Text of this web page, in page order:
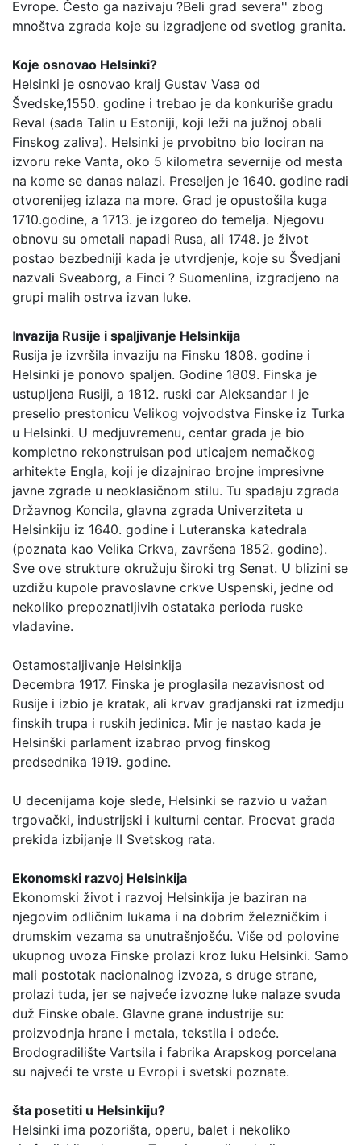
Evrope. Često ga nazivaju ?Beli grad severa'' zbog
mnoštva zgrada koje su izgradjene od svetlog granita.
Koje osnovao Helsinki?
Helsinki je osnovao kralj Gustav Vasa od
Švedske,1550. godine i trebao je da konkuriše gradu
Reval (sada Talin u Estoniji, koji leži na južnoj obali
Finskog zaliva). Helsinki je prvobitno bio lociran na
izvoru reke Vanta, oko 5 kilometra severnije od mesta
na kome se danas nalazi. Preseljen je 1640. godine radi
otvorenijeg izlaza na more. Grad je opustošila kuga
1710.godine, a 1713. je izgoreo do temelja. Njegovu
obnovu su ometali napadi Rusa, ali 1748. je život
postao bezbedniji kada je utvrdjenje, koje su Švedjani
nazvali Sveaborg, a Finci ? Suomenlina, izgradjeno na
grupi malih ostrva izvan luke.
Invazija Rusije i spaljivanje Helsinkija
Rusija je izvršila invaziju na Finsku 1808. godine i
Helsinki je ponovo spaljen. Godine 1809. Finska je
ustupljena Rusiji, a 1812. ruski car Aleksandar I je
preselio prestonicu Velikog vojvodstva Finske iz Turka
u Helsinki. U medjuvremenu, centar grada je bio
kompletno rekonstruisan pod uticajem nemačkog
arhitekte Engla, koji je dizajnirao brojne impresivne
javne zgrade u neoklasičnom stilu. Tu spadaju zgrada
Državnog Koncila, glavna zgrada Univerziteta u
Helsinkiju iz 1640. godine i Luteranska katedrala
(poznata kao Velika Crkva, završena 1852. godine).
Sve ove strukture okružuju široki trg Senat. U blizini se
uzdižu kupole pravoslavne crkve Uspenski, jedne od
nekoliko prepoznatljivih ostataka perioda ruske
vladavine.
Ostamostaljivanje Helsinkija
Decembra 1917. Finska je proglasila nezavisnost od
Rusije i izbio je kratak, ali krvav gradjanski rat izmedju
finskih trupa i ruskih jedinica. Mir je nastao kada je
Helsinški parlament izabrao prvog finskog
predsednika 1919. godine.
U decenijama koje slede, Helsinki se razvio u važan
trgovački, industrijski i kulturni centar. Procvat grada
prekida izbijanje II Svetskog rata.
Ekonomski razvoj Helsinkija
Ekonomski život i razvoj Helsinkija je baziran na
njegovim odličnim lukama i na dobrim železničkim i
drumskim vezama sa unutrašnjošću. Više od polovine
ukupnog uvoza Finske prolazi kroz luku Helsinki. Samo
mali postotak nacionalnog izvoza, s druge strane,
prolazi tuda, jer se najveće izvozne luke nalaze svuda
duž Finske obale. Glavne grane industrije su:
proizvodnja hrane i metala, tekstila i odeće.
Brodogradilište Vartsila i fabrika Arapskog porcelana
su najveći te vrste u Evropi i svetski poznate.
šta posetiti u Helsinkiju?
Helsinki ima pozorišta, operu, balet i nekoliko